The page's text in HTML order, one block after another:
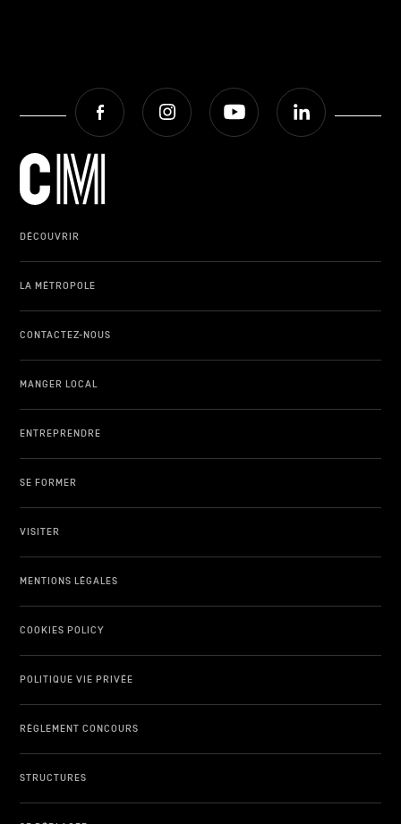
Facebook Instagram Youtube
DÉCOUVRIR
LA MÉTROPOLE
CONTACTEZ-NOUS
MANGER LOCAL
ENTREPRENDRE
SE FORMER
VISITER
MENTIONS LÉGALES
COOKIES POLICY
POLITIQUE VIE PRIVÉE
RÈGLEMENT CONCOURS
STRUCTURES